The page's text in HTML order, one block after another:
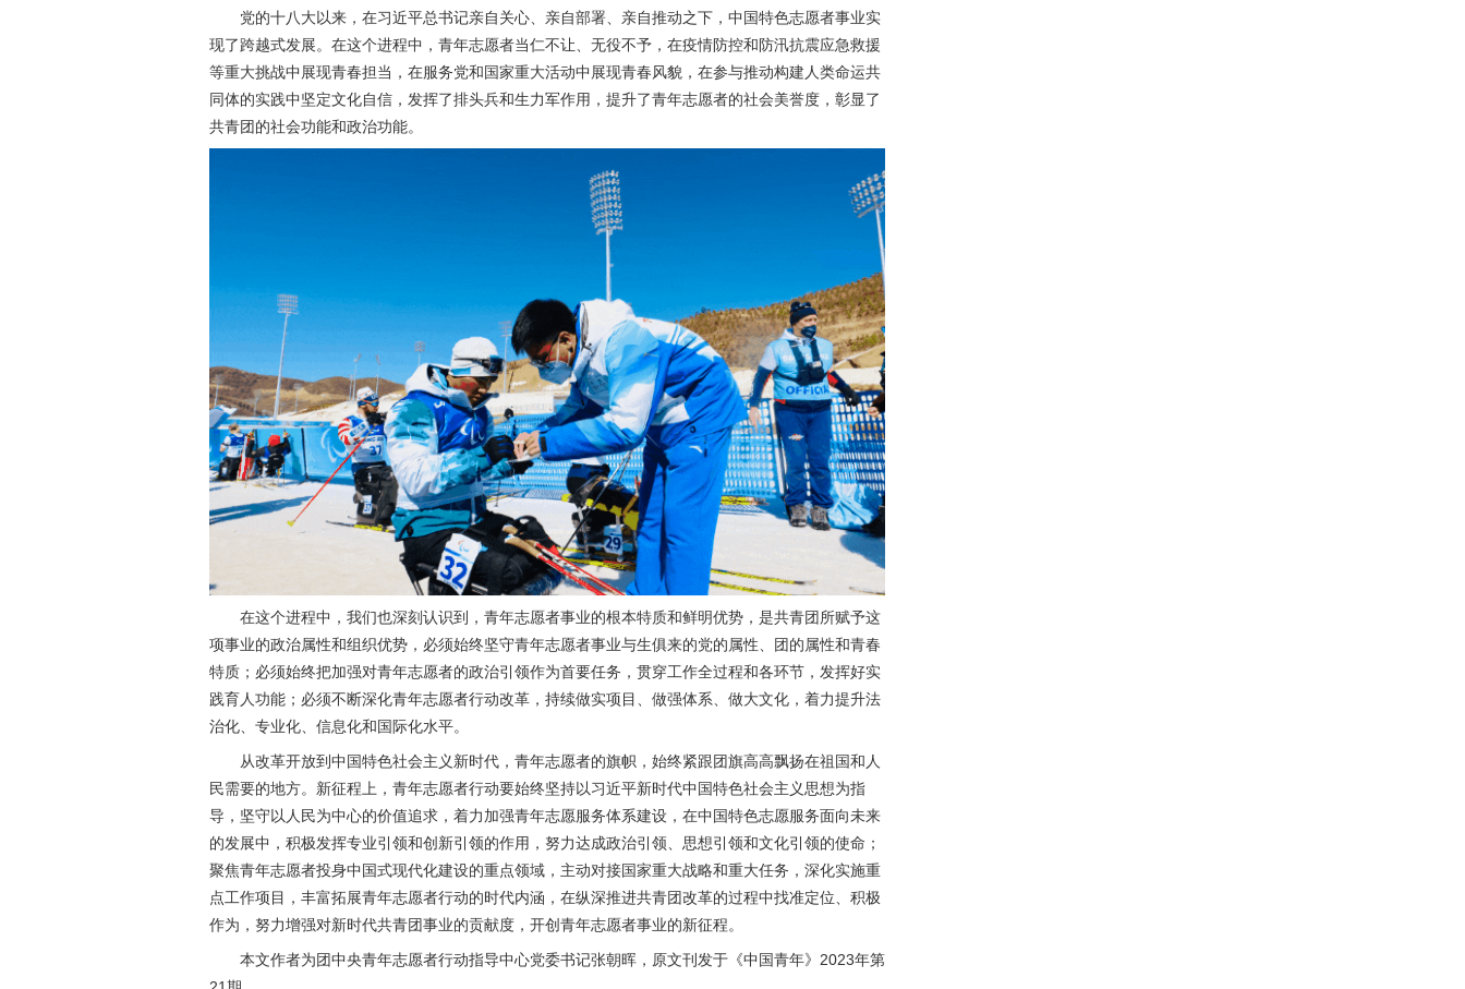
党的十八大以来，在习近平总书记亲自关心、亲自部署、亲自推动之下，中国特色志愿者事业实
现了跨越式发展。在这个进程中，青年志愿者当仁不让、无役不予，在疫情防控和防汛抗震应急救援
等重大挑战中展现青春担当，在服务党和国家重大活动中展现青春风貌，在参与推动构建人类命运共
同体的实践中坚定文化自信，发挥了排头兵和生力军作用，提升了青年志愿者的社会美誉度，彰显了
共青团的社会功能和政治功能。
在这个进程中，我们也深刻认识到，青年志愿者事业的根本特质和鲜明优势，是共青团所赋予这
项事业的政治属性和组织优势，必须始终坚守青年志愿者事业与生俱来的党的属性、团的属性和青春
特质；必须始终把加强对青年志愿者的政治引领作为首要任务，贯穿工作全过程和各环节，发挥好实
践育人功能；必须不断深化青年志愿者行动改革，持续做实项目、做强体系、做大文化，着力提升法
治化、专业化、信息化和国际化水平。
从改革开放到中国特色社会主义新时代，青年志愿者的旗帜，始终紧跟团旗高高飘扬在祖国和人
民需要的地方。新征程上，青年志愿者行动要始终坚持以习近平新时代中国特色社会主义思想为指
导，坚守以人民为中心的价值追求，着力加强青年志愿服务体系建设，在中国特色志愿服务面向未来
的发展中，积极发挥专业引领和创新引领的作用，努力达成政治引领、思想引领和文化引领的使命；
聚焦青年志愿者投身中国式现代化建设的重点领域，主动对接国家重大战略和重大任务，深化实施重
点工作项目，丰富拓展青年志愿者行动的时代内涵，在纵深推进共青团改革的过程中找准定位、积极
作为，努力增强对新时代共青团事业的贡献度，开创青年志愿者事业的新征程。
本文作者为团中央青年志愿者行动指导中心党委书记张朝晖，原文刊发于《中国青年》2023年第